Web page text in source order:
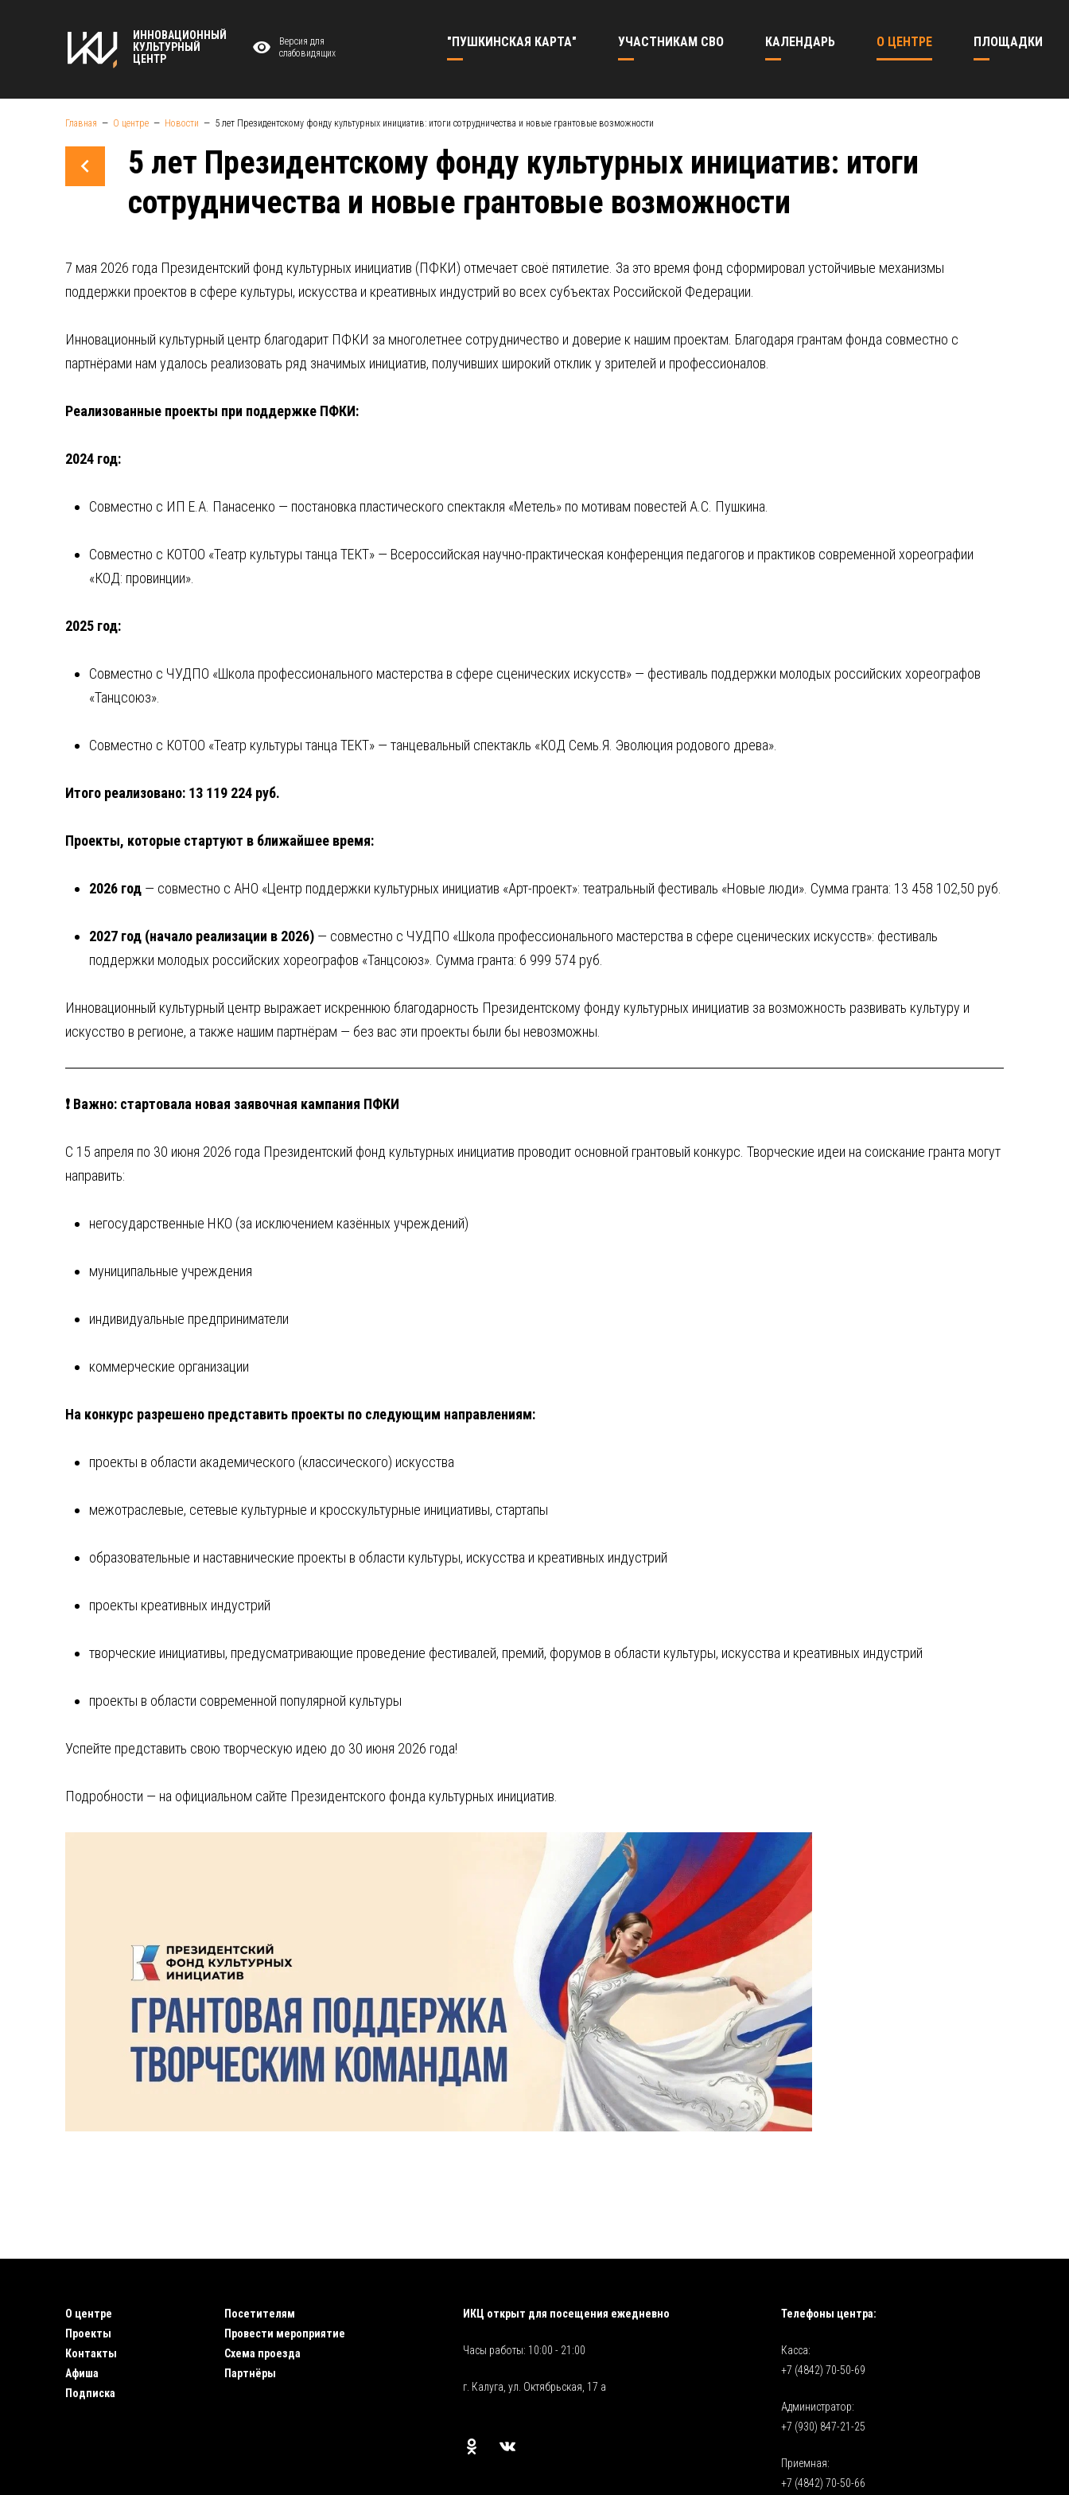
ИННОВАЦИОННЫЙ
КУЛЬТУРНЫЙ
ЦЕНТР
Версия для
слабовидящих
"ПУШКИНСКАЯ КАРТА" УЧАСТНИКАМ СВО КАЛЕНДАРЬ О ЦЕНТРЕ ПЛОЩАДКИ
Главная О центре Новости 5 лет Президентскому фонду культурных инициатив: итоги сотрудничества и новые грантовые возможности
5 лет Президентскому фонду культурных инициатив: итоги
сотрудничества и новые грантовые возможности
7 мая 2026 года Президентский фонд культурных инициатив (ПФКИ) отмечает своё пятилетие. За это время фонд сформировал устойчивые механизмы
поддержки проектов в сфере культуры, искусства и креативных индустрий во всех субъектах Российской Федерации.
Инновационный культурный центр благодарит ПФКИ за многолетнее сотрудничество и доверие к нашим проектам. Благодаря грантам фонда совместно с
партнёрами нам удалось реализовать ряд значимых инициатив, получивших широкий отклик у зрителей и профессионалов.
Реализованные проекты при поддержке ПФКИ:
2024 год:
Совместно с ИП Е.А. Панасенко — постановка пластического спектакля «Метель» по мотивам повестей А.С. Пушкина.
Совместно с КОТОО «Театр культуры танца ТЕКТ» — Всероссийская научно-практическая конференция педагогов и практиков современной хореографии
«КОД: провинции».
2025 год:
Совместно с ЧУДПО «Школа профессионального мастерства в сфере сценических искусств» — фестиваль поддержки молодых российских хореографов
«Танцсоюз».
Совместно с КОТОО «Театр культуры танца ТЕКТ» — танцевальный спектакль «КОД Семь.Я. Эволюция родового древа».
Итого реализовано: 13 119 224 руб.
Проекты, которые стартуют в ближайшее время:
2026 год — совместно с АНО «Центр поддержки культурных инициатив «Арт-проект»: театральный фестиваль «Новые люди». Сумма гранта: 13 458 102,50 руб.
2027 год (начало реализации в 2026) — совместно с ЧУДПО «Школа профессионального мастерства в сфере сценических искусств»: фестиваль
поддержки молодых российских хореографов «Танцсоюз». Сумма гранта: 6 999 574 руб.
Инновационный культурный центр выражает искреннюю благодарность Президентскому фонду культурных инициатив за возможность развивать культуру и
искусство в регионе, а также нашим партнёрам — без вас эти проекты были бы невозможны.
❗️ Важно: стартовала новая заявочная кампания ПФКИ
С 15 апреля по 30 июня 2026 года Президентский фонд культурных инициатив проводит основной грантовый конкурс. Творческие идеи на соискание гранта могут
направить:
негосударственные НКО (за исключением казённых учреждений)
муниципальные учреждения
индивидуальные предприниматели
коммерческие организации
На конкурс разрешено представить проекты по следующим направлениям:
проекты в области академического (классического) искусства
межотраслевые, сетевые культурные и кросскультурные инициативы, стартапы
образовательные и наставнические проекты в области культуры, искусства и креативных индустрий
проекты креативных индустрий
творческие инициативы, предусматривающие проведение фестивалей, премий, форумов в области культуры, искусства и креативных индустрий
проекты в области современной популярной культуры
Успейте представить свою творческую идею до 30 июня 2026 года!
Подробности — на официальном сайте Президентского фонда культурных инициатив.
О центре
Проекты
Контакты
Афиша
Подписка
Посетителям
Провести мероприятие
Схема проезда
Партнёры
ИКЦ открыт для посещения ежедневно
Часы работы: 10:00 - 21:00
г. Калуга, ул. Октябрьская, 17 а
Телефоны центра:
Касса:
+7 (4842) 70-50-69
Администратор:
+7 (930) 847-21-25
Приемная:
+7 (4842) 70-50-66